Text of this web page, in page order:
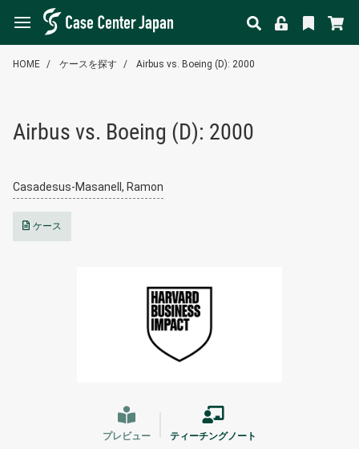
HOME ケースを探す Airbus vs. Boeing (D): 2000
Airbus vs. Boeing (D): 2000
Casadesus-Masanell, Ramon
ケース
プレビュー ティーチングノート